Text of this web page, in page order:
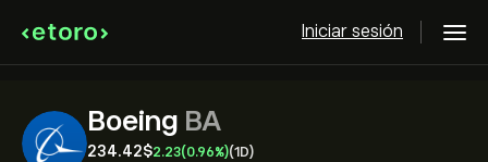
Iniciar sesión
Boeing BA
234.42‎$‎2.23(0.96%)(1D)